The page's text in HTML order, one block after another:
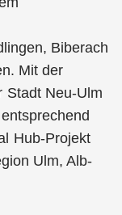
Biberach
Mit der
Stadt Neu-Ulm
Hub-Projekt
Ulm, Alb-